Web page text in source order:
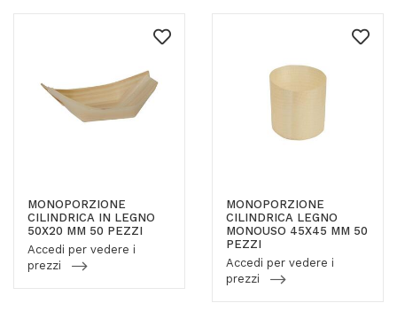
MONOPORZIONE
CILINDRICA IN LEGNO
50X20 MM 50 PEZZI
Accedi per vedere i
prezzi
MONOPORZIONE
CILINDRICA LEGNO
MONOUSO 45X45 MM 50
PEZZI
Accedi per vedere i
prezzi